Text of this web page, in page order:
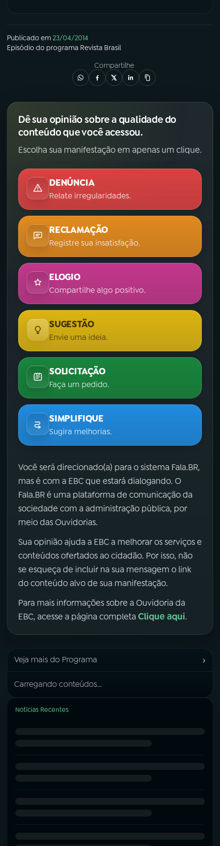
TikTok
Publicado em23/04/2014
Episódio do programa Revista Brasil
Compartilhe
Dê sua opinião sobre a qualidade do
conteúdo que você acessou.
Escolha sua manifestação em apenas um clique.
DENÚNCIA
Relate irregularidades.
RECLAMAÇÃO
Registre sua insatisfação.
ELOGIO
Compartilhe algo positivo.
SUGESTÃO
Envie uma ideia.
SOLICITAÇÃO
Faça um pedido.
SIMPLIFIQUE
Sugira melhorias.
Você será direcionado(a) para o sistema Fala.BR,
mas é com a EBC que estará dialogando. O
Fala.BR é uma plataforma de comunicação da
sociedade com a administração pública, por
meio das Ouvidorias.
Sua opinião ajuda a EBC a melhorar os serviços e
conteúdos ofertados ao cidadão. Por isso, não
se esqueça de incluir na sua mensagem o link
do conteúdo alvo de sua manifestação.
Para mais informações sobre a Ouvidoria da
EBC, acesse a página completa Clique aqui.
Veja mais do Programa ›
Carregando conteúdos...
Notícias Recentes